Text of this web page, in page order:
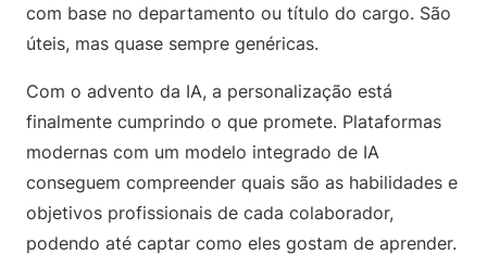
com base no departamento ou título do cargo. São
úteis, mas quase sempre genéricas.
Com o advento da IA, a personalização está
finalmente cumprindo o que promete. Plataformas
modernas com um modelo integrado de IA
conseguem compreender quais são as habilidades e
objetivos profissionais de cada colaborador,
podendo até captar como eles gostam de aprender.